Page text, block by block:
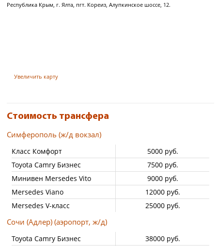
Республика Крым, г. Ялта, пгт. Кореиз, Алупкинское шоссе, 12.
Увеличить карту
Стоимость трансфера
Симферополь (ж/д вокзал)
Класс Комфорт
5000 руб.
Toyota Camry Бизнес
7500 руб.
Минивен Mersedes Vito
9000 руб.
Mersedes Viano
12000 руб.
Mersedes V-класс
25000 руб.
Сочи (Адлер) (аэропорт, ж/д)
Toyota Camry Бизнес
38000 руб.